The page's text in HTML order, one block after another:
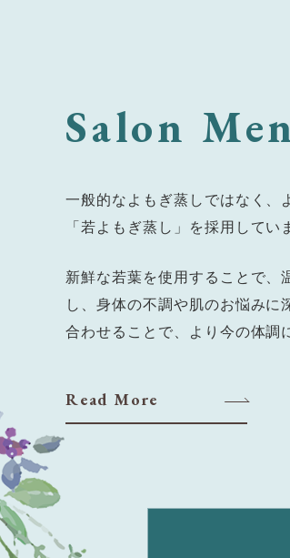
Salon
一般的なよもぎ蒸しではなく、
「若よもぎ蒸し」を採用してい
新鮮な若葉を使用することで、
し、身体の不調や肌のお悩みに
合わせることで、より今の体調
Read More